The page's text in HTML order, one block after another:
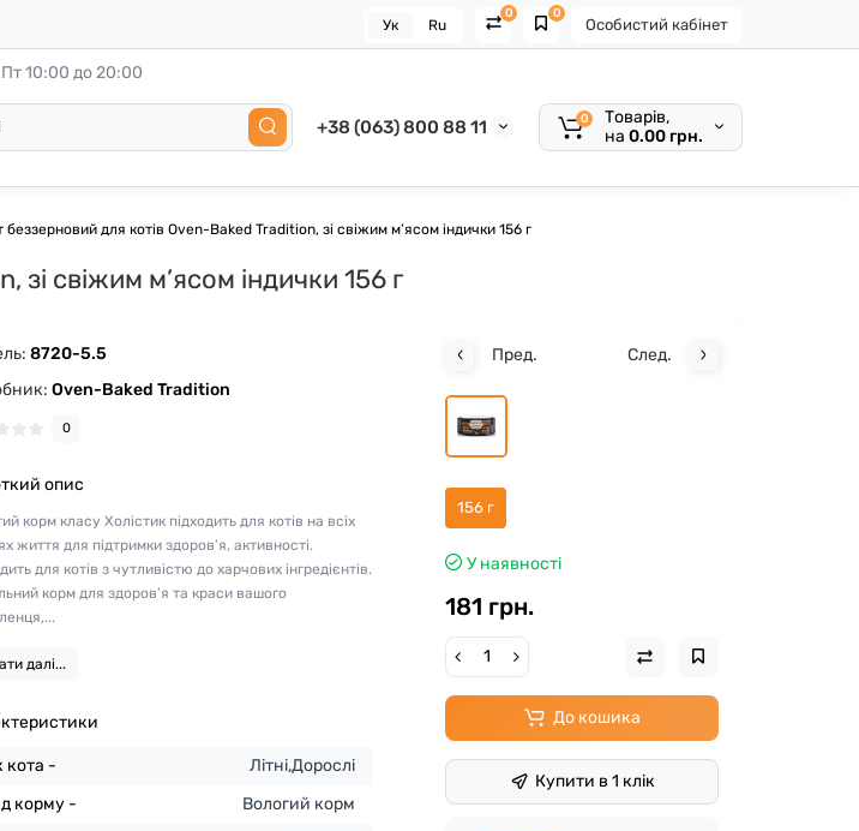
Особистий кабінет
0
0
Ук Ru
10:00 до 20:00
+38 (063) 800 88 11 0
Товарів,
на 0.00 грн.
беззерновий для котів Oven-Baked Tradition, зі свіжим м’ясом індички 156 г
свіжим м’ясом індички 156 г
8720-5.5
Oven-Baked Tradition
0
опис
корм класу Холістик підходить для котів на всіх
життя для підтримки здоров’я, активності.
для котів з чутливістю до харчових інгредієнтів.
корм для здоров’я та краси вашого
далі...
кота -
Літні,Дорослі
корму -
Вологий корм
Пред. След.
156 г
У наявності
181 грн.
До кошика
Купити в 1 клік